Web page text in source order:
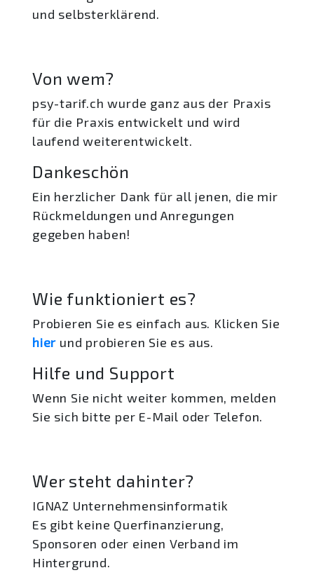
und selbsterklärend.
Von wem?
psy-tarif.ch wurde ganz aus der Praxis
für die Praxis entwickelt und wird
laufend weiterentwickelt.
Dankeschön
Ein herzlicher Dank für all jenen, die mir
Rückmeldungen und Anregungen
gegeben haben!
Wie funktioniert es?
Probieren Sie es einfach aus. Klicken Sie
hier und probieren Sie es aus.
Hilfe und Support
Wenn Sie nicht weiter kommen, melden
Sie sich bitte per E-Mail oder Telefon.
Wer steht dahinter?
IGNAZ Unternehmensinformatik
Es gibt keine Querfinanzierung,
Sponsoren oder einen Verband im
Hintergrund.